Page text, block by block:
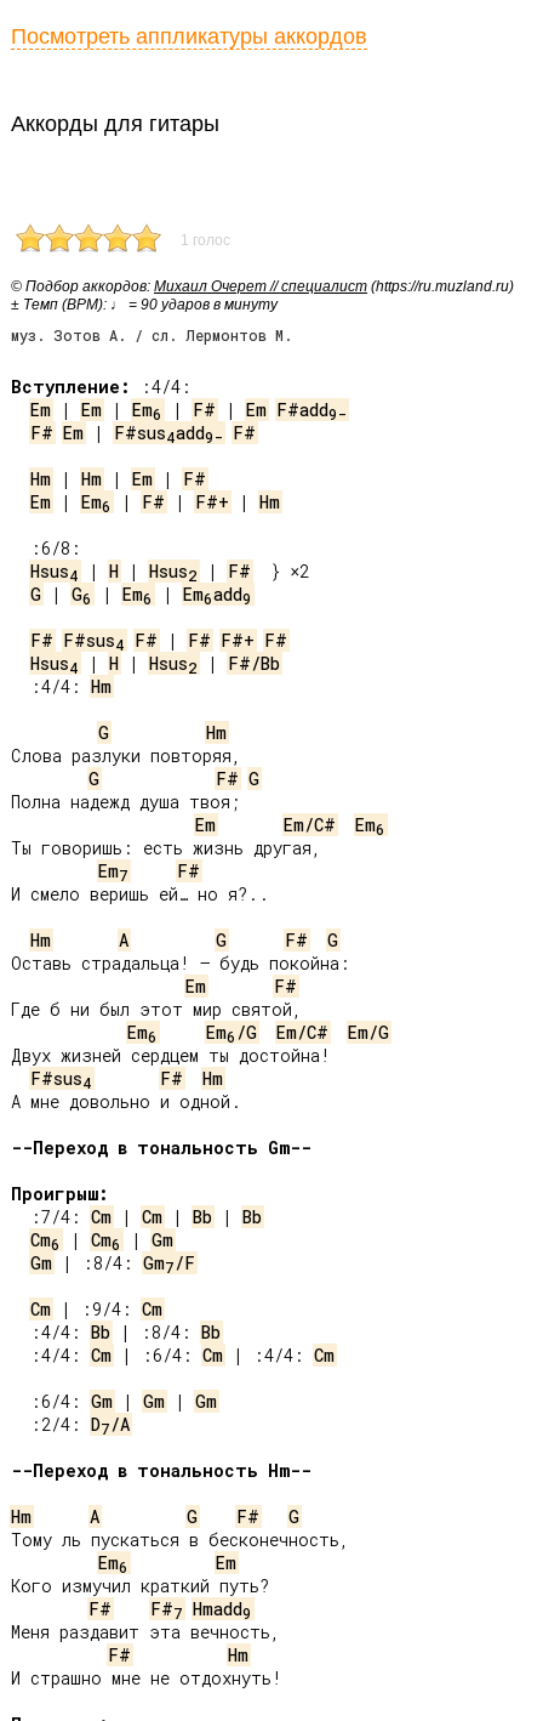
Аккорды для гитары
1 голос
© Подбор аккордов: Михаил Очерет // специалист (https://ru.muzland.ru)
± Темп (BPM): ♩ = 90 ударов в минуту
муз. Зотов А. / сл. Лермонтов М.
Вступление:
Em | Em | Em6 | F# | Em F#add9-
F# Em | F#sus4add9-
F#
Hm | Hm | Em | F#
Em | Em6 | F# | F#+ | Hm
Hsus4 | H | Hsus2 | F#
G | G6 | Em6 | Em6add9
F# F#sus4 F# | F# F#+ F#
Hsus4 | H | Hsus2 | F#/Bb
:4/4: Hm
G
Hm
Слова разлуки повторяя,
G
F# G
Полна надежд душа твоя;
Em
Em/C# Em6
Ты говоришь: есть жизнь другая,
Em7
F#
И смело веришь ей… но я?..
Hm
A G F#
G
Оставь страдальца! – будь покойна:
Em
F#
Где б ни был этот мир святой,
Em6 Em6 /G Em/C#
Em/G
Двух жизней сердцем ты достойна!
F#sus4 F#
Hm
А мне довольно и одной.
--Переход в тональность Gm--
Проигрыш:
:7/4: Cm | Cm | Bb | Bb
Cm6 | Cm6 | Gm
Gm | :8/4: Gm7/F
Cm | :9/4: Cm
:4/4: Bb | :8/4: Bb
:4/4: Cm | :6/4: Cm | :4/4: Cm
:6/4: Gm | Gm | Gm
:2/4: D7/A
--Переход в тональность Hm--
Hm
A G F#
G
Тому ль пускаться в бесконечность,
Em6
Em
Кого измучил краткий путь?
F#
F#7 Hmadd9
Меня раздавит эта вечность,
F#
Hm
И страшно мне не отдохнуть!
Посмотреть аппликатуры аккордов